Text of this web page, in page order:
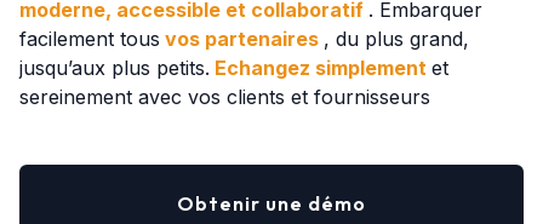
moderne, accessible et collaboratif . Embarquer
facilement tous vos partenaires , du plus grand,
jusqu’aux plus petits. Echangez simplement et
sereinement avec vos clients et fournisseurs
Obtenir une démo